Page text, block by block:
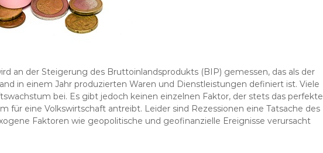
an der Steigerung des Bruttoinlandsprodukts (BIP) gemessen, das als der
in einem Jahr produzierten Waren und Dienstleistungen definiert ist. Viele
bei. Es gibt jedoch keinen einzelnen Faktor, der stets das perfekte
für eine Volkswirtschaft antreibt. Leider sind Rezessionen eine Tatsache des
Faktoren wie geopolitische und geofinanzielle Ereignisse verursacht